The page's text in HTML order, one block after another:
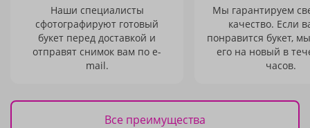
Наши специалисты
сфотографируют готовый
букет перед доставкой и
отправят снимок вам по e-
mail.
Мы гарантируем
качество. Если
понравится букет,
его на новый в
часов.
Все преимущества